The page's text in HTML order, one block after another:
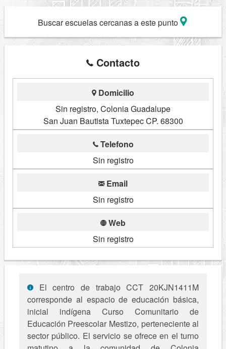
Buscar escuelas cercanas a este punto
Contacto
Domicilio
Sin registro, Colonia Guadalupe
San Juan Bautista Tuxtepec CP. 68300
Telefono
Sin registro
Email
Sin registro
Web
Sin registro
El centro de trabajo CCT 20KJN1411M
corresponde al espacio de educación básica,
inicial indígena Curso Comunitario de
Educación Preescolar Mestizo, perteneciente al
sector público. El servicio se ofrece en el turno